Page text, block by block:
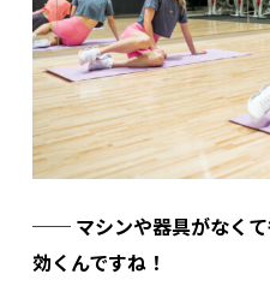
── マシンや器具がなくて
効くんですね！